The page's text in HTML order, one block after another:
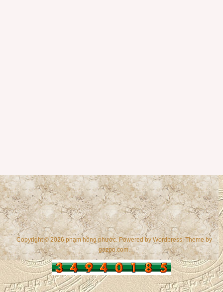
Copyright © 2026 phạm hồng phước. Powered byWordpress, Theme by
gazpo.com.